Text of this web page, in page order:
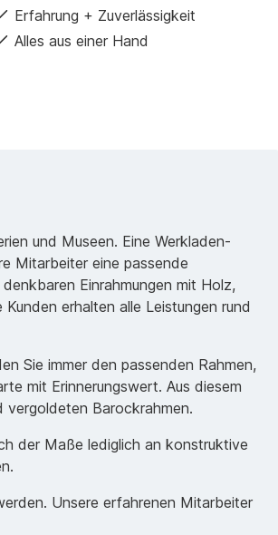
Erfahrung + Zuverlässigkeit
Alles aus einer Hand
und Museen. Eine Werkladen-
Mitarbeiter eine passende
Einrahmungen mit Holz,
erhalten alle Leistungen rund
Sie immer den passenden Rahmen,
mit Erinnerungswert. Aus diesem
vergoldeten Barockrahmen.
der Maße lediglich an konstruktive
Unsere erfahrenen Mitarbeiter